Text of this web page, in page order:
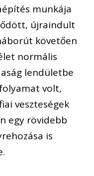
munkája
újraindult
követően
normális
lendületbe
volt,
veszteségek
egy rövidebb
is